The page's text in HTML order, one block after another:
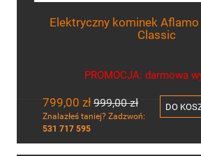
Elektryczny kominek Aflamo
Classic
PROMOCJA: darmowa
799,00 zł999,00 zł
Znalazłeś taniej? Zadzwoń:
531 717 595
DO